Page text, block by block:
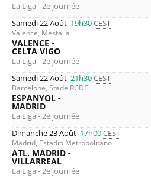
La Liga - 2e journée
Samedi 22 Août 19h30CEST
Valence, Mestalla
VALENCE -
CELTA VIGO
La Liga - 2e journée
Samedi 22 Août 21h30CEST
Barcelone, Stade RCDE
ESPANYOL -
MADRID
La Liga - 2e journée
Dimanche 23 Août 17h00CEST
Madrid, Estadio Metropolitano
ATL. MADRID -
VILLARREAL
La Liga - 2e journée